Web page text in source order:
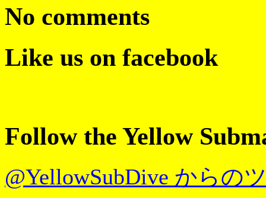
No comments
Like us on facebook
Follow the Yellow
@YellowSubDive からの